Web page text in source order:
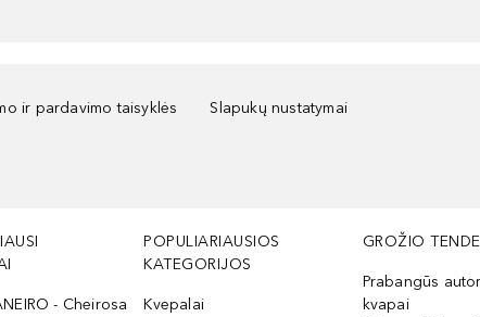
ir pardavimo taisyklės Slapukų nustatymai
- Cheirosa
POPULIARIAUSIOS
KATEGORIJOS
Kvepalai
GROŽIO
Prabangūs
kvapai